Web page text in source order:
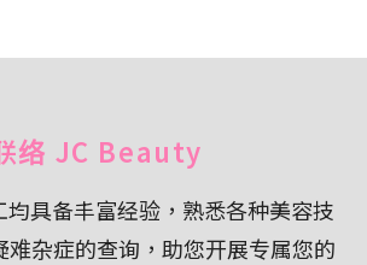
络 JC Beauty
具备丰富经验，熟悉各种美容技
难杂症的查询，助您开展专属您的